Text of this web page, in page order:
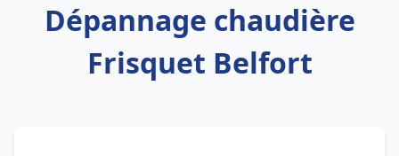
Dépannage chaudière
Frisquet Belfort